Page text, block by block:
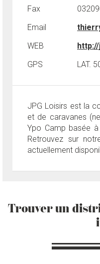
Fax
Email
WEB
GPS
LAT.
JPG Loisirs est la
et de caravanes
Ypo Camp basée
Retrouvez sur
actuellement
Trouver un